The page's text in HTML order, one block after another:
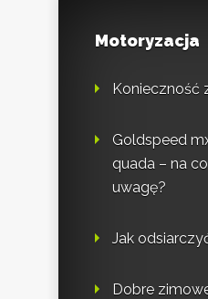
Motoryzacja
Konieczność
Goldspeed
quada – na
uwagę?
Jak
Dobre